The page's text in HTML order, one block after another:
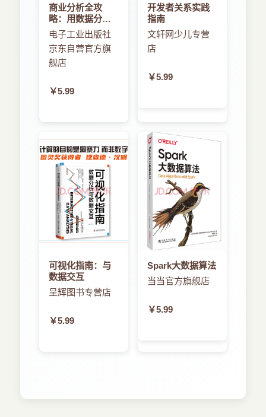
124 6．3 再探Activity生命周期 128 6．4 Activity间
的值传递 132 第7章 数据的存储 139 7．1
SharedPreferences存储法 140 7．2 文件存储法
145 7．3 读写外部文件法 149 7．4 SQLite存储法
152 7．4．1 启动或创建数据库 152 7．4．2 创建
数据库表 153 7．4．3 添加数据 153 7．4．4 修
改数据 154 7．4．5 查询数据 154 7．4．6 删除
167 9．1 Android平台对应用程序的广播 168 9．2
应用程序间的广播 170 9．3 开启和关闭广播的接
收 174 9．4 有序广播方式 177 9．5 广播通知的权
限设置 181 9．6 应用程序对用户的通知 183 9．7
Broadcast和Notification的整合 187 9．8 定时广播
功能 189 第10章 Content Provider应用组件 194
10．1 Content Provider基本观念 195 10．2 联系
人数据的Content Provider 197 10．2．1 添加联系
人数据 199 10．2．2 删除联系人数据 202 10．
据 205 10．3 多媒体数据的Content Provider 206
10．3．1 添加图片文件 206 10．3．2 删除图片文
件 208 10．3．3 查询图片文件 208 10．3．4 修
改图片文件 210 10．4 自定义Content Provider
212 10．4．1 添加自定义内容 212 10．4．2 查询
229 11．4．1 从文本到语音 229 11．4．2 语音识
商业分析全攻
略：用数据分析
解决商业问题
电子工业出版社
京东自营官方旗
舰店
￥5.99
开发者关系实践
指南
文轩网少儿专营
店
￥5.99
可视化指南：与
数据交互
呈辉图书专营店
￥5.99
Spark大数据算法
当当官方旗舰店
￥5.99